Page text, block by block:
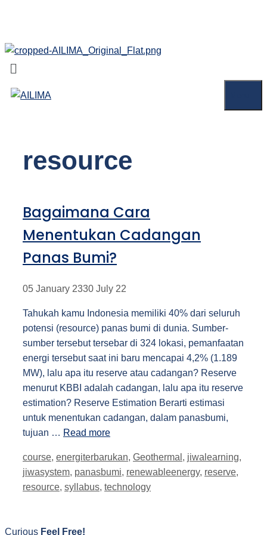
content
Menu
resource
Bagaimana Cara
Menentukan Cadangan
Panas Bumi?
05 January 2330 July 22
Tahukah kamu Indonesia memiliki 40% dari seluruh
potensi (resource) panas bumi di dunia. Sumber-
sumber tersebut tersebar di 324 lokasi, pemanfaatan
energi tersebut saat ini baru mencapai 4,2% (1.189
MW), lalu apa itu reserve atau cadangan? Reserve
menurut KBBI adalah cadangan, lalu apa itu reserve
estimation? Reserve Estimation Berarti estimasi
untuk menentukan cadangan, dalam panasbumi,
tujuan … Read more
Tags
course, energiterbarukan, Geothermal , jiwalearning,
jiwasystem, panasbumi, renewableenergy, reserve,
resource, syllabus, technology
Curious Feel Free!